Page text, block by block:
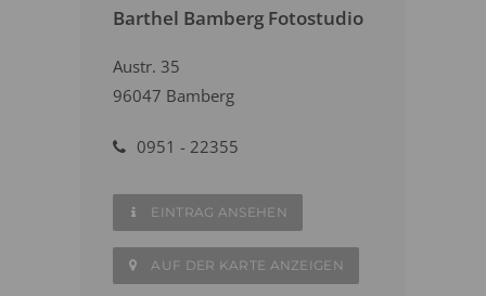
Barthel Bamberg Fotostudio
Austr. 35
96047 Bamberg
0951 - 22355
EINTRAG ANSEHEN
AUF DER KARTE ANZEIGEN